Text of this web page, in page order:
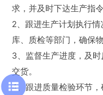
求，并及时下达生产指令
2、跟进生产计划执行
库、质检等部门，确保
3、监督生产进度，及
交货。
4、跟进质量检验环节，